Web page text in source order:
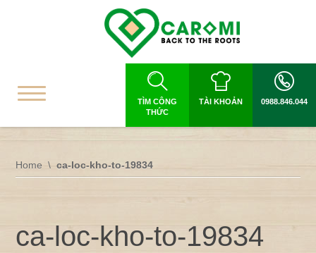
TÌM CÔNG
THỨC
TÀI KHOẢN 0988.846.044
Home ca-loc-kho-to-19834
ca-loc-kho-to-19834